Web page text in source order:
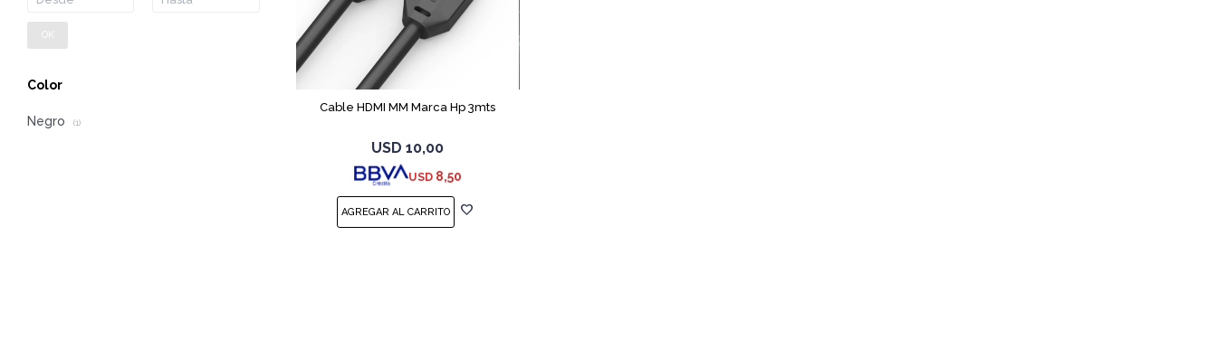
Cable HDMI MM Marca Hp 3mts
USD 10,00
USD 8,50
OK
Color
Negro (1)